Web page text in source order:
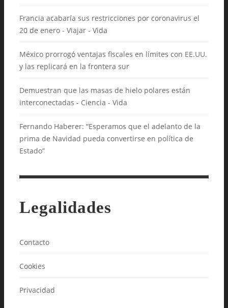
Francia acabaría sus restricciones por coronavirus el
20 de enero - Viajar - Vida
México prorrogó ventajas fiscales en límites con EE.UU.
y las replicará en la frontera sur
Demuestran que las masas de hielo polares están
interconectadas - Ciencia - Vida
Fernando Haberer: “Esperamos que el adelanto de la
prima de Navidad pueda convertirse en política de
Estado”
Legalidades
Contacto
Cookies
Privacidad